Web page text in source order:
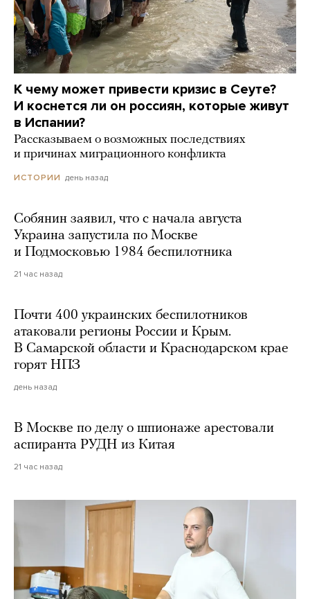
К чему может привести кризис в Сеуте?
И коснется ли он россиян, которые живут
в Испании?
Рассказываем о возможных последствиях
и причинах миграционного конфликта
ИСТОРИИ день назад
Собянин заявил, что с начала августа
Украина запустила по Москве
и Подмосковью 1984 беспилотника
21 час назад
Почти 400 украинских беспилотников
атаковали регионы России и Крым.
В Самарской области и Краснодарском крае
горят НПЗ
день назад
В Москве по делу о шпионаже арестовали
аспиранта РУДН из Китая
21 час назад